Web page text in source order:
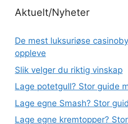
Aktuelt/Nyheter
De mest luksuriøse
oppleve
Slik velger du riktig vinskap
Lage potetgull? Stor guide
Lage egne Smash? Stor
Lage egne kremtopper?